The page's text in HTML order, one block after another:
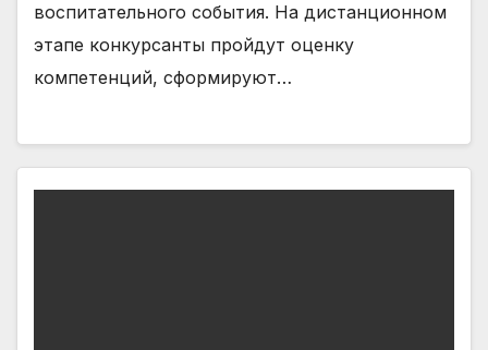
воспитательного события. На дистанционном
этапе конкурсанты пройдут оценку
компетенций, сформируют…